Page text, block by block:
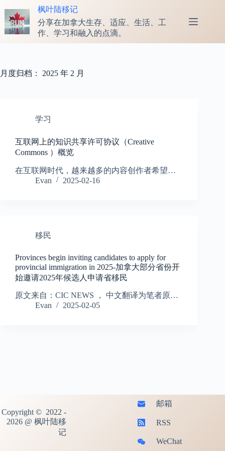
内
容
枫叶陆移记
分享在加拿大生存、适应、生活、工
作、学习和融入的点滴。
月度归档： 2025 年 2 月
学习
互联网上的知识共享许可协议（Creative
Commons ）概览
在互联网时代，越来越多的内容创作者希望…
Evan
2025-02-16
移民
Provinces begin inviting candidates to apply for
provincial immigration in 2025-加拿大部分省份开
始邀请2025年候选人申请省移民
原文来自：CIC NEWS ， 中文翻译为笔者原…
Evan
2025-02-05
Copyright © 2022 -
2026 @ 枫叶陆移
记
邮箱
RSS
WeChat